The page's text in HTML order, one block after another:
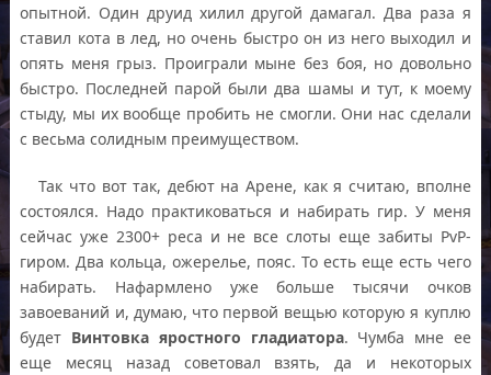
опытной. Один друид хилил другой дамагал. Два раза я
ставил кота в лед, но очень быстро он из него выходил и
опять меня грыз. Проиграли мыне без боя, но довольно
быстро. Последней парой были два шамы и тут, к моему
стыду, мы их вообще пробить не смогли. Они нас сделали
с весьма солидным преимуществом.
Так что вот так, дебют на Арене, как я считаю, вполне
состоялся. Надо практиковаться и набирать гир. У меня
сейчас уже 2300+ реса и не все слоты еще забиты PvP-
гиром. Два кольца, ожерелье, пояс. То есть еще есть чего
набирать. Нафармлено уже больше тысячи очков
завоеваний и, думаю, что первой вещью которую я куплю
будет Винтовка яростного гладиатора. Чумба мне ее
еще месяц назад советовал взять, да и некоторых